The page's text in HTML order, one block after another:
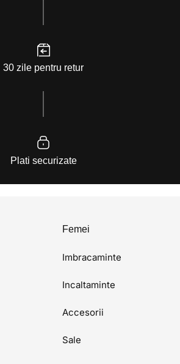
30 zile pentru retur
Plati securizate
Femei
Imbracaminte
Incaltaminte
Accesorii
Sale